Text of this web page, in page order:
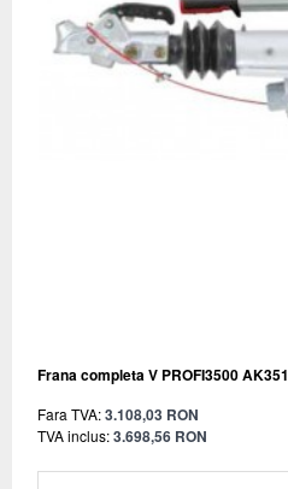
Frana completa V PROFI3500 AK351
Fara TVA:3.108,03 RON
TVA inclus:3.698,56 RON